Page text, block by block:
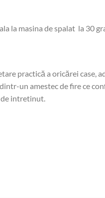
la masina de spalat la 30
practică a oricărei case,
un amestec de fire ce
intretinut.